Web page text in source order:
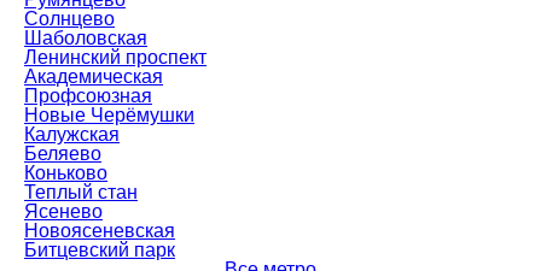
Солнцево
Шаболовская
Ленинский проспект
Академическая
Профсоюзная
Новые Черёмушки
Калужская
Беляево
Коньково
Теплый стан
Ясенево
Новоясеневская
Битцевский парк